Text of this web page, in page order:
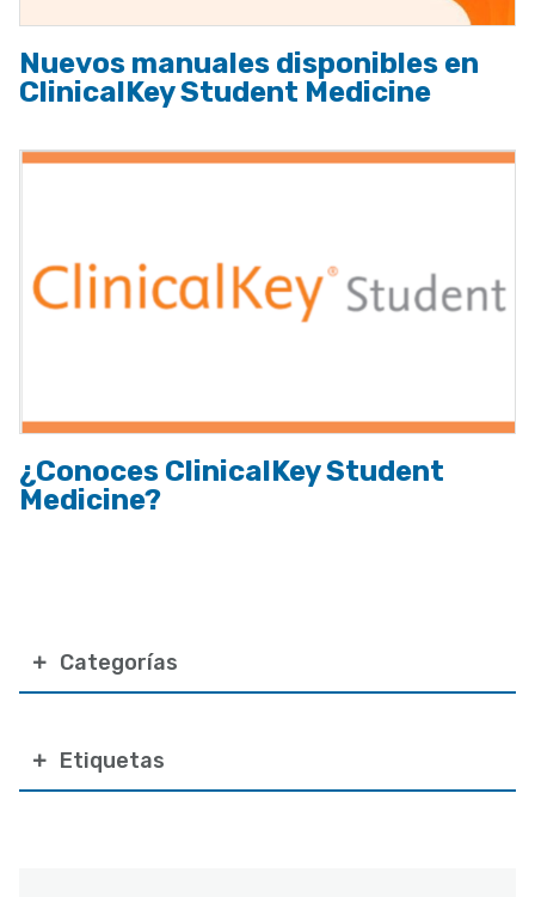
Categorías
Etiquetas
Nuevos manuales disponibles en
ClinicalKey Student Medicine
¿Conoces ClinicalKey Student
Medicine?